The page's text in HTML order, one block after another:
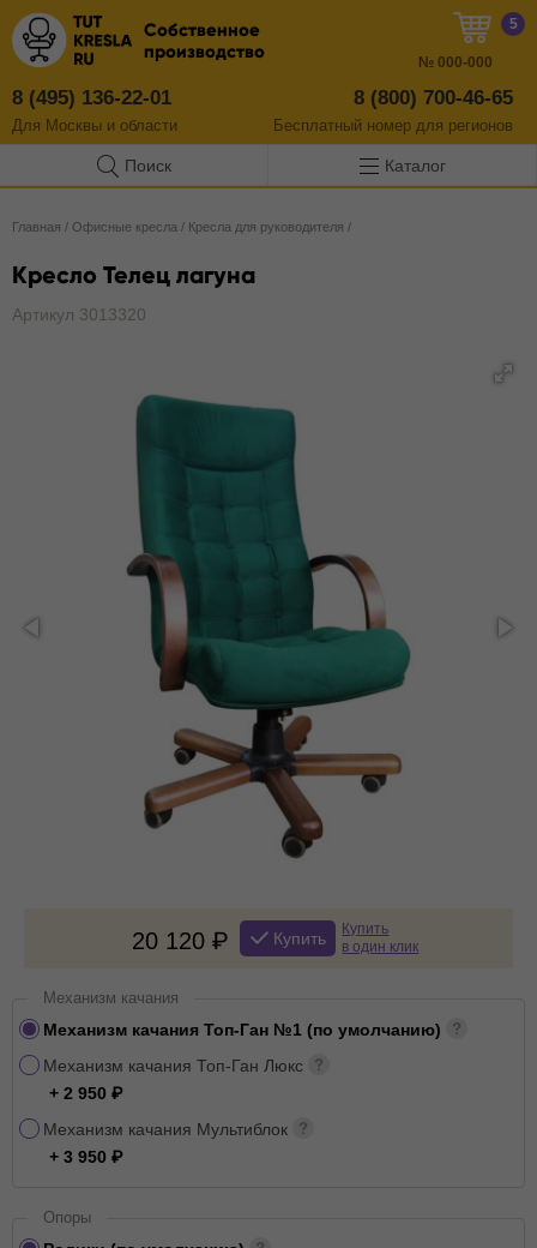
Собственное
производство
8 (495) 136-22-01
Для Москвы и области
8 (800) 700-46-65
Бесплатный номер для регионов
5
№ 000-000
Поиск Каталог
Главная / Офисные кресла / Кресла для руководителя /
Кресло Телец лагуна
Артикул 3013320
20 120 Купить
Купить
в один клик
Механизм качания
Механизм качания Топ-Ган №1 (по умолчанию)
Механизм качания Топ-Ган Люкс
+ 2 950
Механизм качания Мультиблок
+ 3 950
Опоры